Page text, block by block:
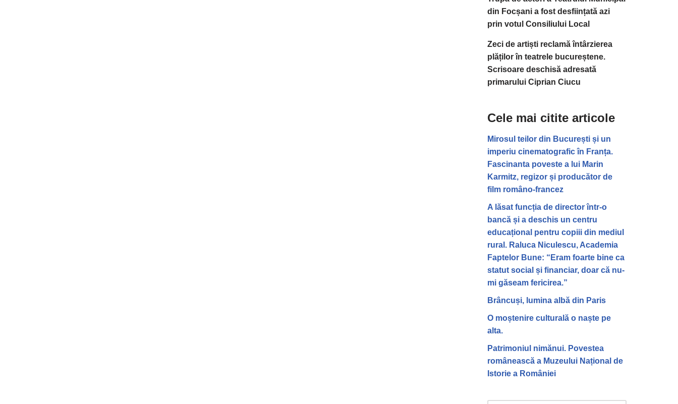
din Focșani a fost desființată azi
prin votul Consiliului Local
Zeci de artiști reclamă întârzierea
plăților în teatrele bucureștene.
Scrisoare deschisă adresată
primarului Ciprian Ciucu
Cele mai citite articole
Mirosul teilor din București și un
imperiu cinematografic în Franța.
Fascinanta poveste a lui Marin
Karmitz, regizor și producător de
film româno-francez
A lăsat funcția de director într-o
bancă și a deschis un centru
educațional pentru copiii din mediul
rural. Raluca Niculescu, Academia
Faptelor Bune: “Eram foarte bine ca
statut social și financiar, doar că nu-
mi găseam fericirea.”
Brâncuși, lumina albă din Paris
O moștenire culturală o naște pe
alta.
Patrimoniul nimănui. Povestea
românească a Muzeului Național de
Istorie a României